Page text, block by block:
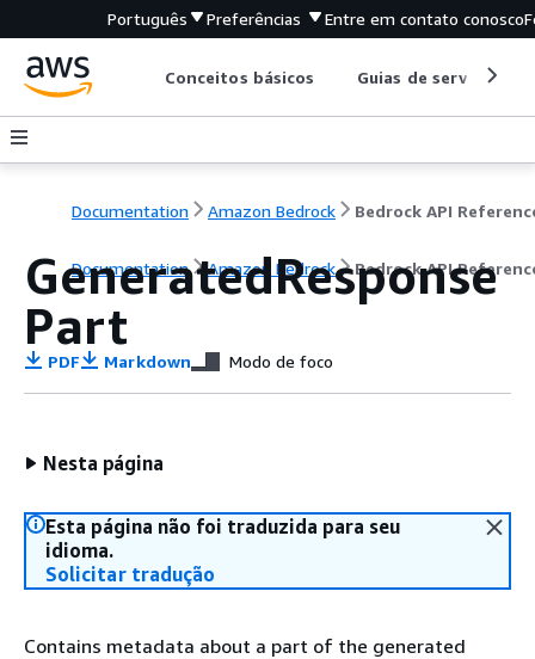
Português Preferências Entre em contato conosco
Conceitos básicos Guias de serviço
Documentation Amazon Bedrock Bedrock API
Documentation Amazon Bedrock Bedrock API
GeneratedResponse
Part
PDF Markdown Modo de foco
Nesta página
Esta página não foi traduzida para seu
idioma.
Solicitar tradução
Contains metadata about a part of the generated